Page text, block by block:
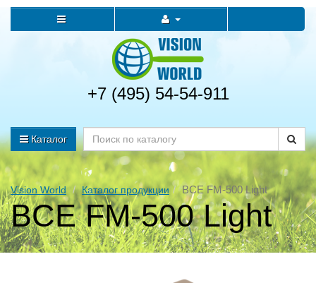
+7 (495) 54-54-911
Каталог
Vision World Каталог продукции BCE FM-500 Light
BCE FM-500 Light